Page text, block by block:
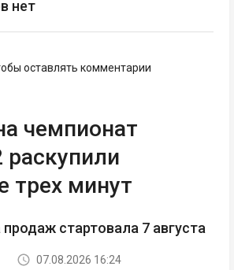
нет
оставлять комментарии
чемпионат
раскупили
трех минут
стартовала 7 августа
07.08.2026 16:24